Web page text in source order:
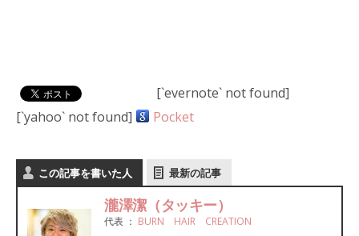
[`evernote` not found]
[`yahoo` not found]
Pocket
この記事を書いた人 最新の記事
瀧澤潔（タッキー）
代表 ： BURN HAIR CREATION